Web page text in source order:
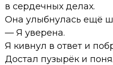
в сердечных делах.
Она улыбнулась ещё
— Я уверена.
Я кивнул в ответ и
Достал пузырёк и